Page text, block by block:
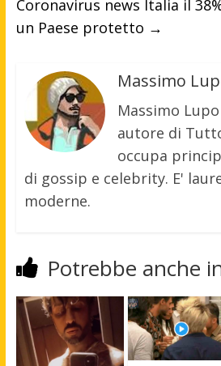
Coronavirus news Italia il
un Paese protetto →
Massimo
Massimo
autore di
occupa
di gossip e celebrity. E'
moderne.
Potrebbe anche